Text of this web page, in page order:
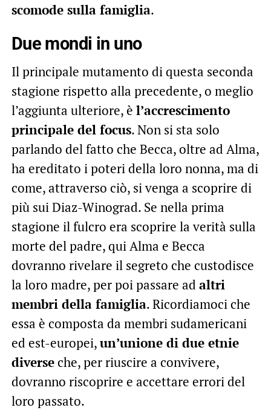
scomode sulla famiglia.
Due mondi in uno
Il principale mutamento di questa seconda
stagione rispetto alla precedente, o meglio
l’aggiunta ulteriore, è l’accrescimento
principale del focus. Non si sta solo
parlando del fatto che Becca, oltre ad Alma,
ha ereditato i poteri della loro nonna, ma di
come, attraverso ciò, si venga a scoprire di
più sui Diaz-Winograd. Se nella prima
stagione il fulcro era scoprire la verità sulla
morte del padre, qui Alma e Becca
dovranno rivelare il segreto che custodisce
la loro madre, per poi passare ad altri
membri della famiglia. Ricordiamoci che
essa è composta da membri sudamericani
ed est-europei,un’unione di due etnie
diverseche, per riuscire a convivere,
dovranno riscoprire e accettare errori del
loro passato.